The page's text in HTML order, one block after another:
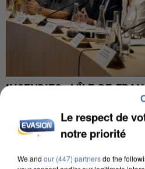
INCENDIES : L’ÎLE-DE-
DE SOLIDARITÉ AVEC
Le respect de
notre priorité
We and our (447) partnersdo the